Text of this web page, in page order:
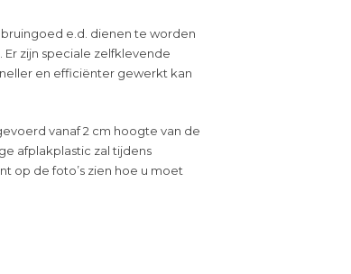
e.d. dienen te worden
zijn speciale zelfklevende
en efficiënter gewerkt kan
vanaf 2 cm hoogte van de
afplakplastic zal tijdens
op de foto’s zien hoe u moet